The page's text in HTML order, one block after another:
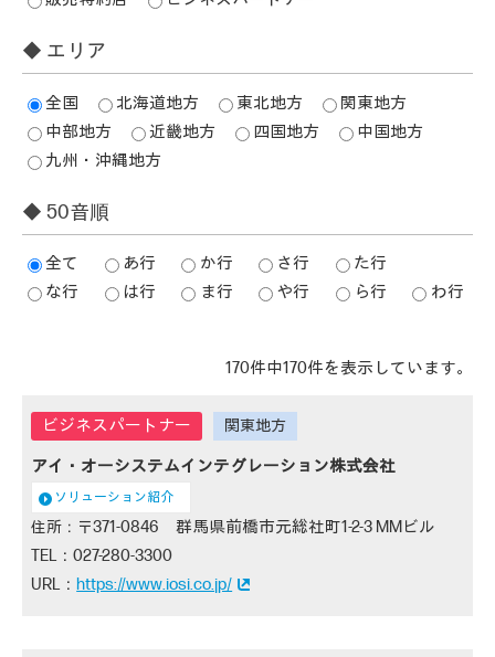
◆ エリア
全国 北海道地方 東北地方
関東地方
中部地方
近畿地方 四国地方
中国地方
九州・沖縄地方
◆ 50音順
全て あ行 か行 さ行
た行
な行
は行 ま行 や行 ら行 わ行
170件中170件を表示しています。
アイ・オーシステムインテグレーション株式会社
ソリューション紹介
371-0846 群馬県前橋市元総社町1-2-3 MMビル
027-280-3300
https://www.iosi.co.jp/